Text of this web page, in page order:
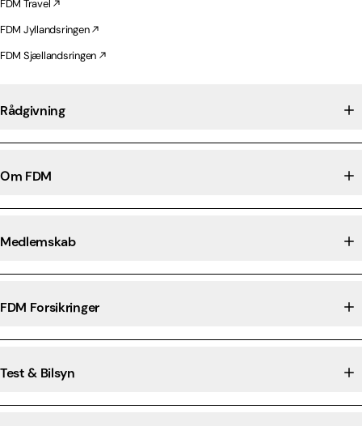
FDM Travel
FDM Jyllandsringen
FDM Sjællandsringen
Rådgivning
Om FDM
Medlemskab
FDM Forsikringer
Test & Bilsyn